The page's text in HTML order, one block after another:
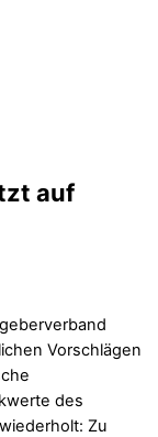
auf
Vorschlägen
des
Zu